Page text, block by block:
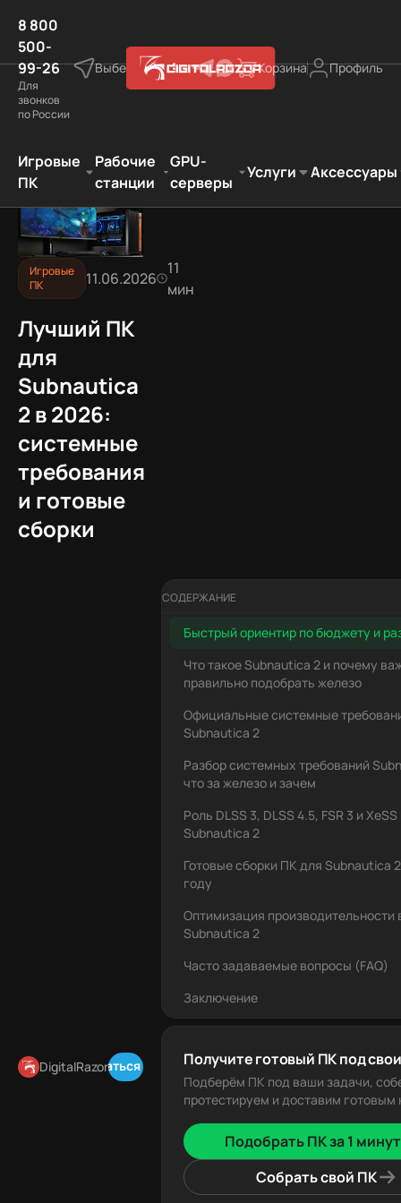
8 800
500-
99-26
Для
звонков
по России
Выберите город Корзина Профиль
Игровые
ПК
Рабочие
станции
GPU-
серверы
Услуги Аксессуары
Игровые
ПК
11.06.2026
11
мин
Лучший ПК
для
Subnautica
2 в 2026:
системные
требования
и готовые
сборки
DigitalRazor
Подписаться в Telegram
СОДЕРЖАНИЕ
Быстрый ориентир по бюджету и
Что такое Subnautica 2 и почему
правильно подобрать железо
Официальные системные
Subnautica 2
Разбор системных требований
что за железо и зачем
Роль DLSS 3, DLSS 4.5, FSR 3 и XeSS
Subnautica 2
Готовые сборки ПК для Subnautica
году
Оптимизация производительности
Subnautica 2
Часто задаваемые вопросы (FAQ)
Заключение
Получите готовый ПК под
Подберём ПК под ваши задачи,
протестируем и доставим готовым
Подобрать ПК за 1
Собрать свой ПК